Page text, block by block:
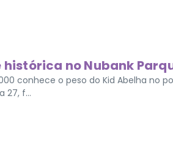
no Nubank
conhece o peso do Kid Abelha no
27, f...